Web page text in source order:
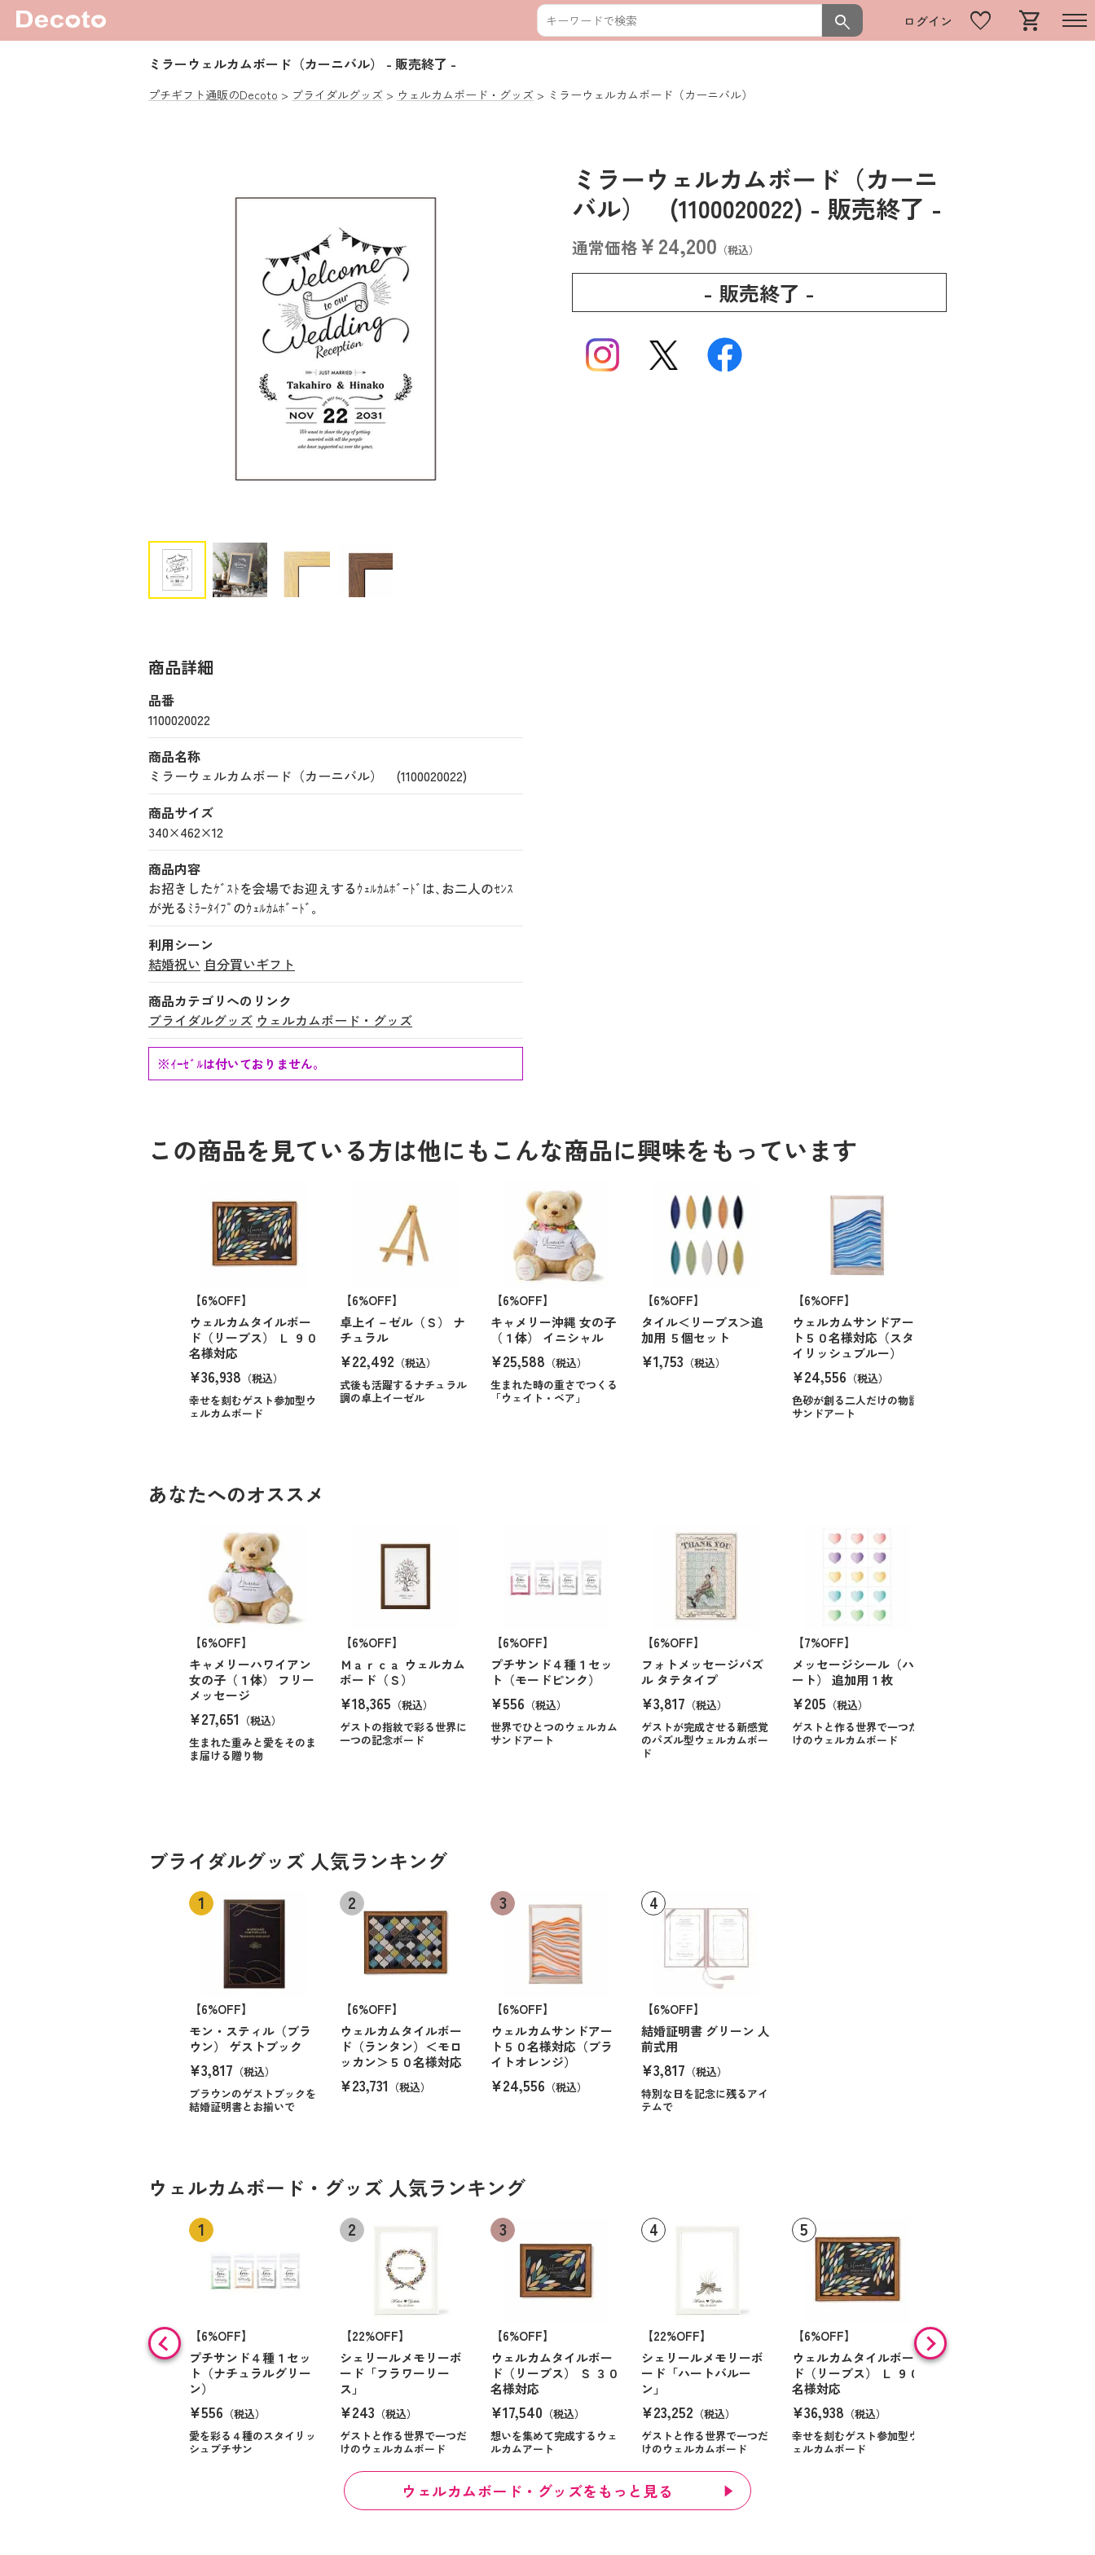
search ログイン favorite shopping_cart
ミラーウェルカムボード（カーニバル） - 販売終了 -
プチギフト通販のDecoto ブライダルグッズ ウェルカムボード・グッズ ミラーウェルカムボード（カーニバル）
ミラーウェルカムボード（カーニ
バル） (1100020022) - 販売終了 -
通常価格￥24,200 （税込）
- 販売終了 -
商品詳細
品番
1100020022
商品名称
ミラーウェルカムボード（カーニバル） (1100020022)
商品サイズ
340×462×12
商品内容
お招きしたｹﾞｽﾄを会場でお迎えするｳｪﾙｶﾑﾎﾞｰﾄﾞは､お二人のｾﾝｽ
が光るﾐﾗｰﾀｲﾌﾟのｳｪﾙｶﾑﾎﾞｰﾄﾞ｡
利用シーン
結婚祝い 自分買いギフト
商品カテゴリへのリンク
ブライダルグッズ ウェルカムボード・グッズ
※ｲｰｾﾞﾙは付いておりません。
この商品を見ている方は他にもこんな商品に興味をもっています
【6%OFF】
ウェルカムタイルボー
ド（リーブス） Ｌ ９０
名様対応
¥36,938 （税込）
幸せを刻むゲスト参加型ウ
ェルカムボード
【6%OFF】
卓上イ－ゼル（Ｓ） ナ
チュラル
¥22,492 （税込）
式後も活躍するナチュラル
調の卓上イーゼル
【6%OFF】
キャメリー沖縄 女の子
（１体） イニシャル
¥25,588 （税込）
生まれた時の重さでつくる
「ウェイト・ベア」
【6%OFF】
タイル＜リーブス＞追
加用 ５個セット
¥1,753 （税込）
【6%OFF】
ウェルカムサンドアー
ト５０名様対応（スタ
イリッシュブルー）
¥24,556 （税込）
色砂が創る二人だけの物語
サンドアート
あなたへのオススメ
【6%OFF】
キャメリーハワイアン
女の子（１体） フリー
メッセージ
¥27,651 （税込）
生まれた重みと愛をそのま
ま届ける贈り物
【6%OFF】
Ｍａｒｃａ ウェルカム
ボード（Ｓ）
¥18,365 （税込）
ゲストの指紋で彩る世界に
一つの記念ボード
【6%OFF】
プチサンド４種１セッ
ト（モードピンク）
¥556 （税込）
世界でひとつのウェルカム
サンドアート
【6%OFF】
フォトメッセージパズ
ル タテタイプ
¥3,817 （税込）
ゲストが完成させる新感覚
のパズル型ウェルカムボー
ド
【7%OFF】
メッセージシール（ハ
ート） 追加用１枚
¥205 （税込）
ゲストと作る世界で一つだ
けのウェルカムボード
ブライダルグッズ 人気ランキング
【6%OFF】
モン・スティル（ブラ
ウン） ゲストブック
¥3,817 （税込）
ブラウンのゲストブックを
結婚証明書とお揃いで
【6%OFF】
ウェルカムタイルボー
ド（ランタン）＜モロ
ッカン＞５０名様対応
¥23,731 （税込）
【6%OFF】
ウェルカムサンドアー
ト５０名様対応（ブラ
イトオレンジ）
¥24,556 （税込）
【6%OFF】
結婚証明書 グリーン 人
前式用
¥3,817 （税込）
特別な日を記念に残るアイ
テムで
ウェルカムボード・グッズ 人気ランキング
【6%OFF】
プチサンド４種１セッ
ト（ナチュラルグリー
ン）
¥556 （税込）
愛を彩る４種のスタイリッ
シュプチサン
【22%OFF】
シェリールメモリーボ
ード「フラワーリー
ス」
¥243 （税込）
ゲストと作る世界で一つだ
けのウェルカムボード
【6%OFF】
ウェルカムタイルボー
ド（リーブス） Ｓ ３０
名様対応
¥17,540 （税込）
想いを集めて完成するウェ
ルカムアート
【22%OFF】
シェリールメモリーボ
ード「ハートバルー
ン」
¥23,252 （税込）
ゲストと作る世界で一つだ
けのウェルカムボード
【6%OFF】
ウェルカムタイルボー
ド（リーブス） Ｌ ９０
名様対応
¥36,938 （税込）
幸せを刻むゲスト参加型ウ
ェルカムボード
【6%OFF】
ウッドチャームボード
ウェルカムボード・グッズをもっと見る